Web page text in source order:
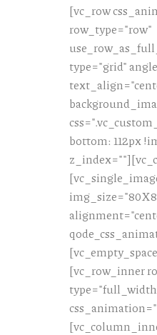
[vc_row
row_type="row"
type="grid"
bottom: 112px
[vc_row_inner